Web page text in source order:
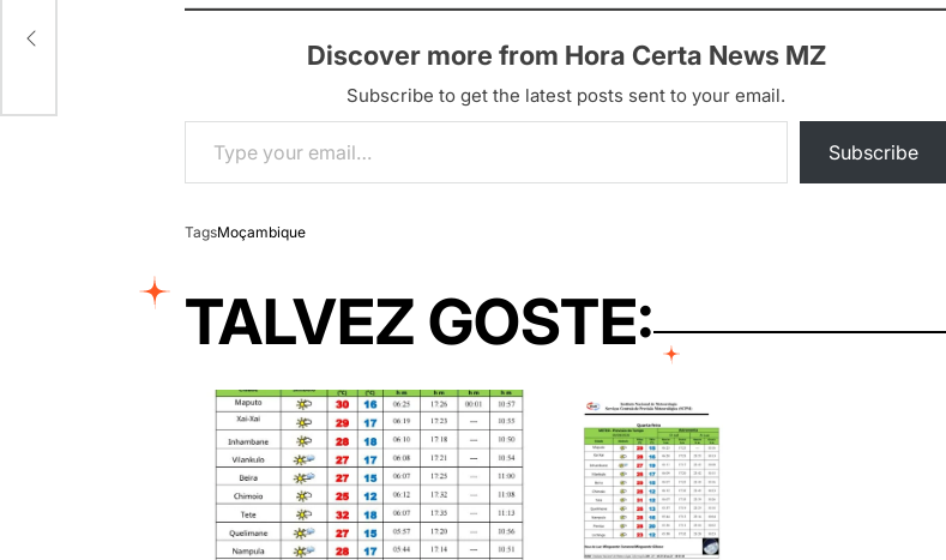
Discover more from Hora Certa News MZ
Subscribe to get the latest posts sent to your email.
Type your email…
Subscribe
TagsMoçambique
TALVEZ GOSTE: